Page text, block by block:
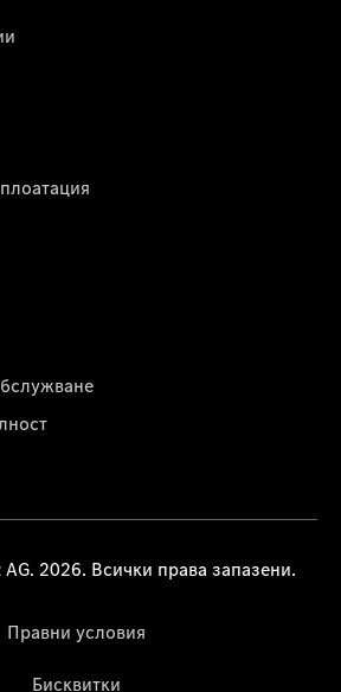
2026. Всички права запазени.
Правни условия
Бисквитки